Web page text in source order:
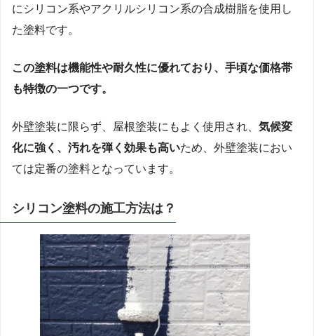
にシリコン系やアクリルシリコン系の合成樹脂を使用し
た塗料です。
この塗料は機能性や耐久性に優れており、手頃な価格帯
も特徴の一つです。
外壁塗装に限らず、屋根塗装にもよく使用され、 気候変
化に強く、汚れを弾く効果も高いため、外壁塗装におい
ては定番の塗料となっています。
シリコン塗料の施工方法は？